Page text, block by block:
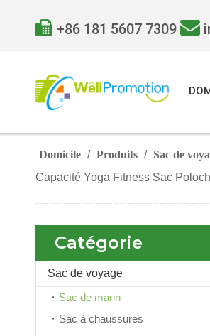
 +86 181 5607 7309 
Domicile / Produits / Sac de
Capacité Yoga Fitness Sac
Catégorie
Sac de voyage
Sac de marin
Sac à chaussures